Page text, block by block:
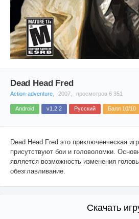
Dead Head Fred
Action-adventure 2007, просмотров 6 351
Android v1.2.2 Русский Балл 10/10
Dead Head Fred это приключенческая
присутствуют бои и головоломки.
является возможность изменения
обезглавливание.
Скачать